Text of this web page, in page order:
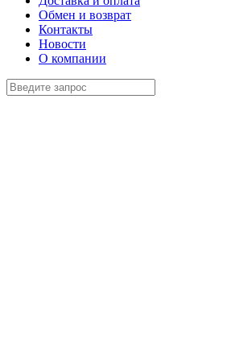
Обмен и возврат
Контакты
Новости
О компании